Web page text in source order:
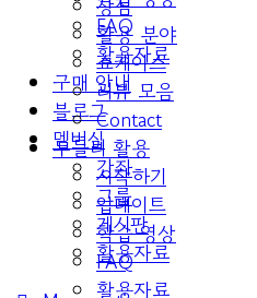
FAQ
활용자료
구매 안내
블로그
멤버십
강좌
그룹
게시판
활용자료
활용 분야
쇼케이스
리뷰 모음
Contact
두들리 활용
시작하기
업데이트
학습 영상
FAQ
활용자료